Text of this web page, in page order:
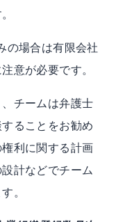
の場合は有限会社
意が必要です。
チームは弁護士
ることをお勧め
利に関する計画
計などでチーム
。